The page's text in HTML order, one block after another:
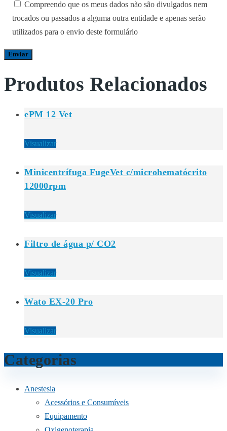
Compreendo que os meus dados não são divulgados nem
trocados ou passados a alguma outra entidade e apenas serão
utilizados para o envio deste formulário
Produtos Relacionados
ePM 12 Vet
Visualizar
Minicentrífuga FugeVet c/microhematócrito
12000rpm
Visualizar
Filtro de água p/ CO2
Visualizar
Wato EX-20 Pro
Visualizar
Categorias
Anestesia
Acessórios e Consumíveis
Equipamento